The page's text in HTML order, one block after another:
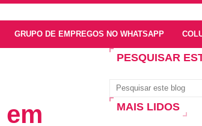
GRUPO DE EMPREGOS NO WHATSAPP
PESQUISAR
MAIS LIDOS